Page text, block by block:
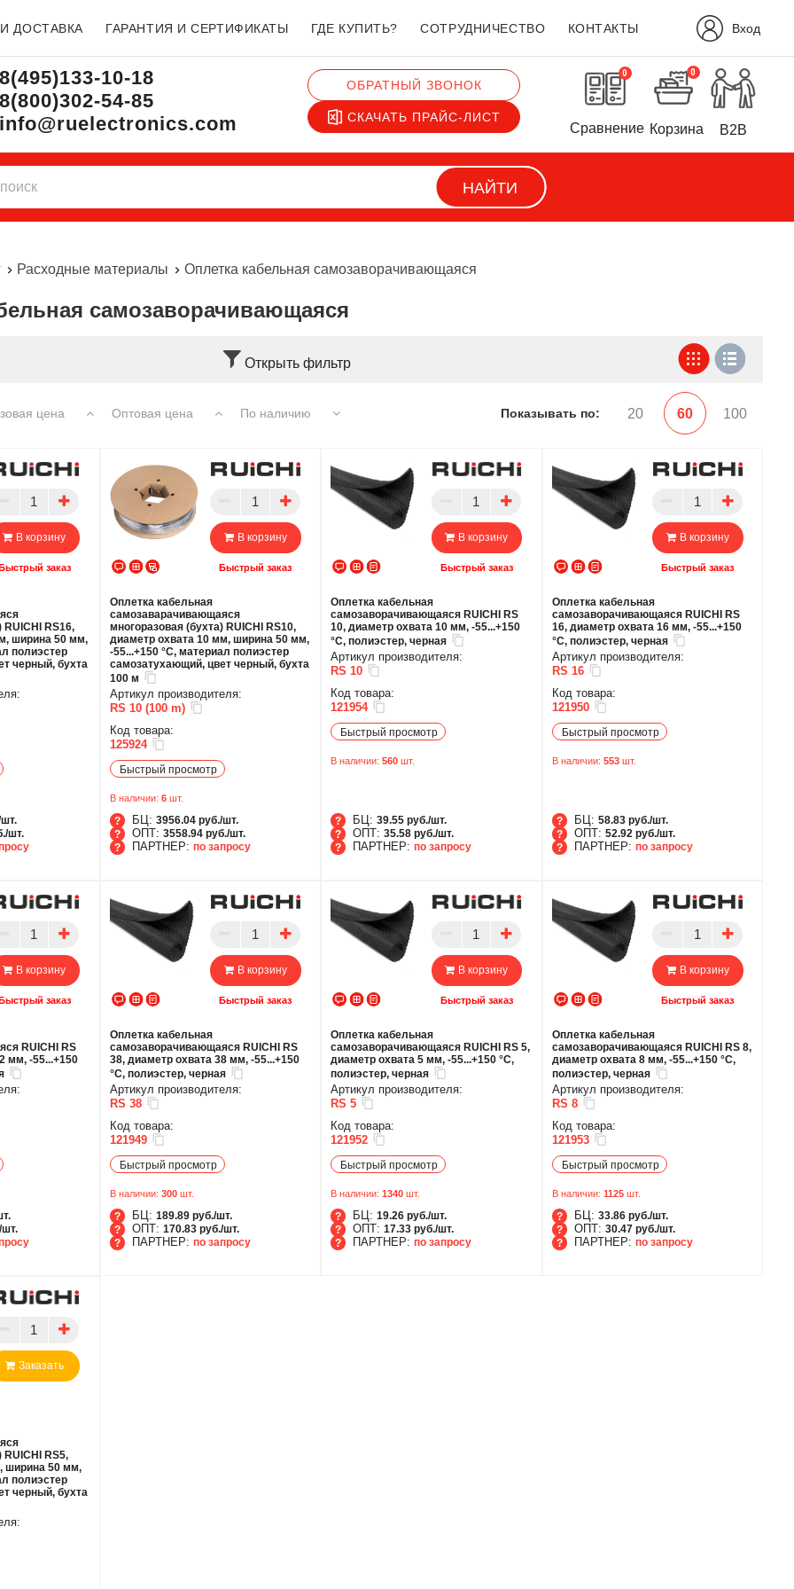
ДОСТАВКА ГАРАНТИЯ И СЕРТИФИКАТЫ ГДЕ КУПИТЬ? СОТРУДНИЧЕСТВО КОНТАКТЫ Вход
8(495)133-10-18
8(800)302-54-85
info@ruelectronics.com
ОБРАТНЫЙ ЗВОНОК
СКАЧАТЬ ПРАЙС-ЛИСТ
0
Сравнение
0
Корзина B2B
НАЙТИ
Расходные материалы Оплетка кабельная самозаворачивающаяся
самозаворачивающаяся
Открыть фильтр
цена Оптовая цена По наличию Показывать по: 20 60 100
В корзину
заказ
RUICHI RS16,
ширина 50 мм,
полиэстер
черный, бухта
шт.
В корзину
Быстрый заказ
Оплетка кабельная
самозаварачивающаяся
многоразовая (бухта) RUICHI RS10,
диаметр охвата 10 мм, ширина 50 мм,
-55...+150 °C, материал полиэстер
самозатухающий, цвет черный, бухта
100 м
Артикул производителя:
RS 10 (100 m)
Код товара:
125924
Быстрый просмотр
В наличии: 6шт.
БЦ: 3956.04 руб./шт.
ОПТ: 3558.94 руб./шт.
ПАРТНЕР: по запросу
В корзину
Быстрый заказ
Оплетка кабельная
самозаворачивающаяся RUICHI RS
10, диаметр охвата 10 мм, -55...+150
°C, полиэстер, черная
Артикул производителя:
RS 10
Код товара:
121954
Быстрый просмотр
В наличии: 560 шт.
БЦ: 39.55 руб./шт.
ОПТ: 35.58 руб./шт.
ПАРТНЕР: по запросу
В корзину
Быстрый заказ
Оплетка кабельная
самозаворачивающаяся RUICHI RS
16, диаметр охвата 16 мм, -55...+150
°C, полиэстер, черная
Артикул производителя:
RS 16
Код товара:
121950
Быстрый просмотр
В наличии: 553шт.
БЦ: 58.83 руб./шт.
ОПТ: 52.92 руб./шт.
ПАРТНЕР: по запросу
В корзину
заказ
RUICHI RS
мм, -55...+150
шт.
В корзину
Быстрый заказ
Оплетка кабельная
самозаворачивающаяся RUICHI RS
38, диаметр охвата 38 мм, -55...+150
°C, полиэстер, черная
Артикул производителя:
RS 38
Код товара:
121949
Быстрый просмотр
В наличии: 300шт.
БЦ: 189.89 руб./шт.
ОПТ: 170.83 руб./шт.
ПАРТНЕР: по запросу
В корзину
Быстрый заказ
Оплетка кабельная
самозаворачивающаяся RUICHI RS 5,
диаметр охвата 5 мм, -55...+150 °C,
полиэстер, черная
Артикул производителя:
RS 5
Код товара:
121952
Быстрый просмотр
В наличии: 1340 шт.
БЦ: 19.26 руб./шт.
ОПТ: 17.33 руб./шт.
ПАРТНЕР: по запросу
В корзину
Быстрый заказ
Оплетка кабельная
самозаворачивающаяся RUICHI RS 8,
диаметр охвата 8 мм, -55...+150 °C,
полиэстер, черная
Артикул производителя:
RS 8
Код товара:
121953
Быстрый просмотр
В наличии: 1125шт.
БЦ: 33.86 руб./шт.
ОПТ: 30.47 руб./шт.
ПАРТНЕР: по запросу
Заказать
RUICHI RS5,
ширина 50 мм,
полиэстер
черный, бухта